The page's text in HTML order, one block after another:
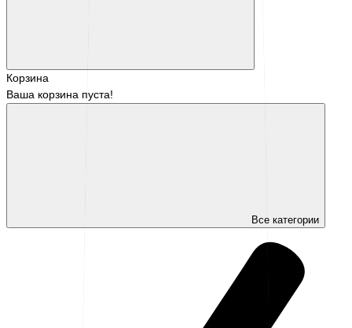
Корзина
Ваша корзина пуста!
Все категории